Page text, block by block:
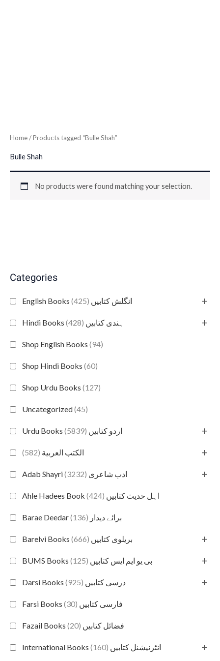
Categories
English Books انگلش کتابیں (425) +
Hindi Books ہندی کتابیں (428) +
Shop English Books (94)
Shop Hindi Books (60)
Shop Urdu Books (127)
Uncategorized(45)
Urdu Books اردو کتابیں (5839) +
الكتب العربية (582) +
Adab Shayri ادب شاعری (3232) +
Ahle Hadees Book اہل حدیث کتابیں (424)
Barae Deedar برائے دیدار (136)
Barelvi Books بریلوی کتابیں (666) +
BUMS Books بی یو ایم ایس کتابیں (125) +
Darsi Books درسی کتابیں (925) +
Farsi Books فارسی کتابیں (30)
Fazail Books فضائل کتابیں (20)
International Books انٹرنیشنل کتابیں (160) +
Home/ Products tagged “Bulle Shah”
Bulle Shah
No products were found matching your selection.